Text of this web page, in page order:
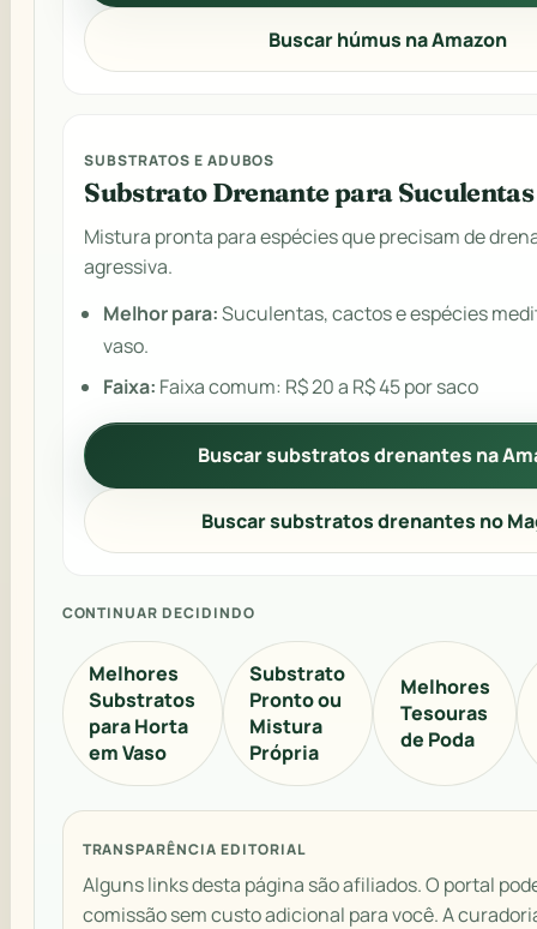
Buscar húmus na Amazon
SUBSTRATOS E ADUBOS
Substrato Drenante para Suculentas
Mistura pronta para espécies que precisam de
agressiva.
Melhor para:Suculentas, cactos e espécies
vaso.
Faixa: Faixa comum: R$ 20 a R$ 45 por saco
Buscar substratos drenantes na
Buscar substratos drenantes no
CONTINUAR DECIDINDO
Melhores
Substratos
para Horta
em Vaso
Substrato
Pronto ou
Mistura
Própria
Melhores
Tesouras
de Poda
TRANSPARÊNCIA EDITORIAL
Alguns links desta página são afiliados. O portal
comissão sem custo adicional para você. A